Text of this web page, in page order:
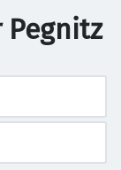
Pegnitz